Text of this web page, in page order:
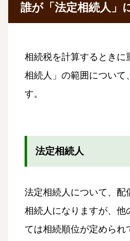
誰が「法定相続人」
相続税を計算するときに
相続人」の範囲について
す。
法定相続人
法定相続人について、配
相続人になりますが、他
ては相続順位が定められ